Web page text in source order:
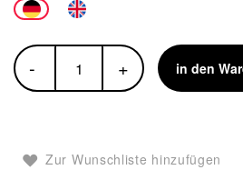
- + in den
Zur Wunschliste hinzufügen